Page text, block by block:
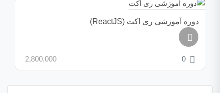
دوره آموزشی ری اکت (ReactJS)
0
2,800,000